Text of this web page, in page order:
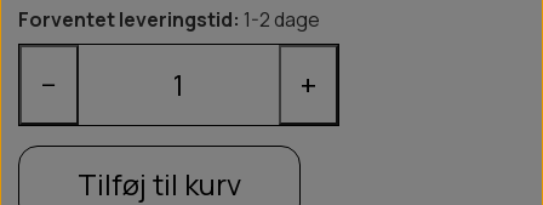
Forventet leveringstid: 1-2 dage
− +
Tilføj til kurv